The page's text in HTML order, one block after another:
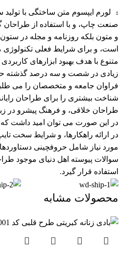
لورم ایپسوم متن ساختگی با تولید
صنعت چاپ، و با استفاده از طراحان
و متون بلکه روزنامه و مجله در
است، و برای شرایط فعلی تکنولوژی
متنوع با هدف بهبود ابزارهای
زیادی در شصت و سه درصد گذشته
فراوان جامعه و متخصصان را می
شناخت بیشتری را برای طراحان
طراحان خلاقی، و فرهنگ پیشرو در
در این صورت می توان امید داشت
در ارائه راهکارها، و شرایط سخت
مورد نیاز شامل حروفچینی
سوالات پیوسته اهل دنیای موجود
استفاده قرار گیرد.
محصولات مشابه